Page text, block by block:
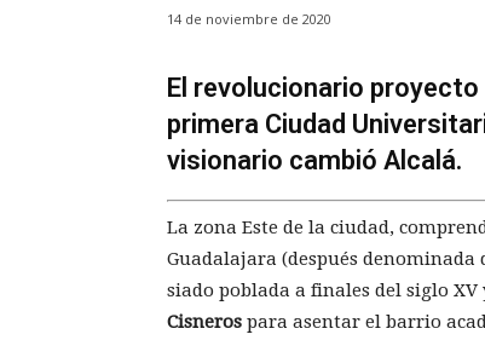
14 de noviembre de 2020
El revolucionario
primera Ciudad
visionario cambió Alcalá.
La zona Este de la ciudad,
Guadalajara (después
siado poblada a finales del siglo
Cisneros para asentar el barrio